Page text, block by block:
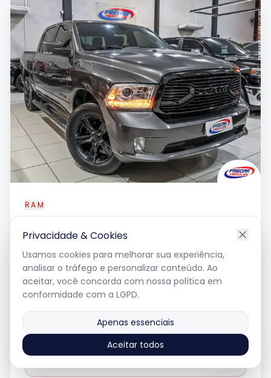
Privacidade & Cookies
Usamos cookies para melhorar sua experiência,
analisar o tráfego e personalizar conteúdo. Ao
aceitar, você concorda com nossa política em
conformidade com a LGPD.
Apenas essenciais
Aceitar todos
RAM
Classic Night Edition 5.7 V8
2023•47.890km
gasolina•automatico
R$ 265.000